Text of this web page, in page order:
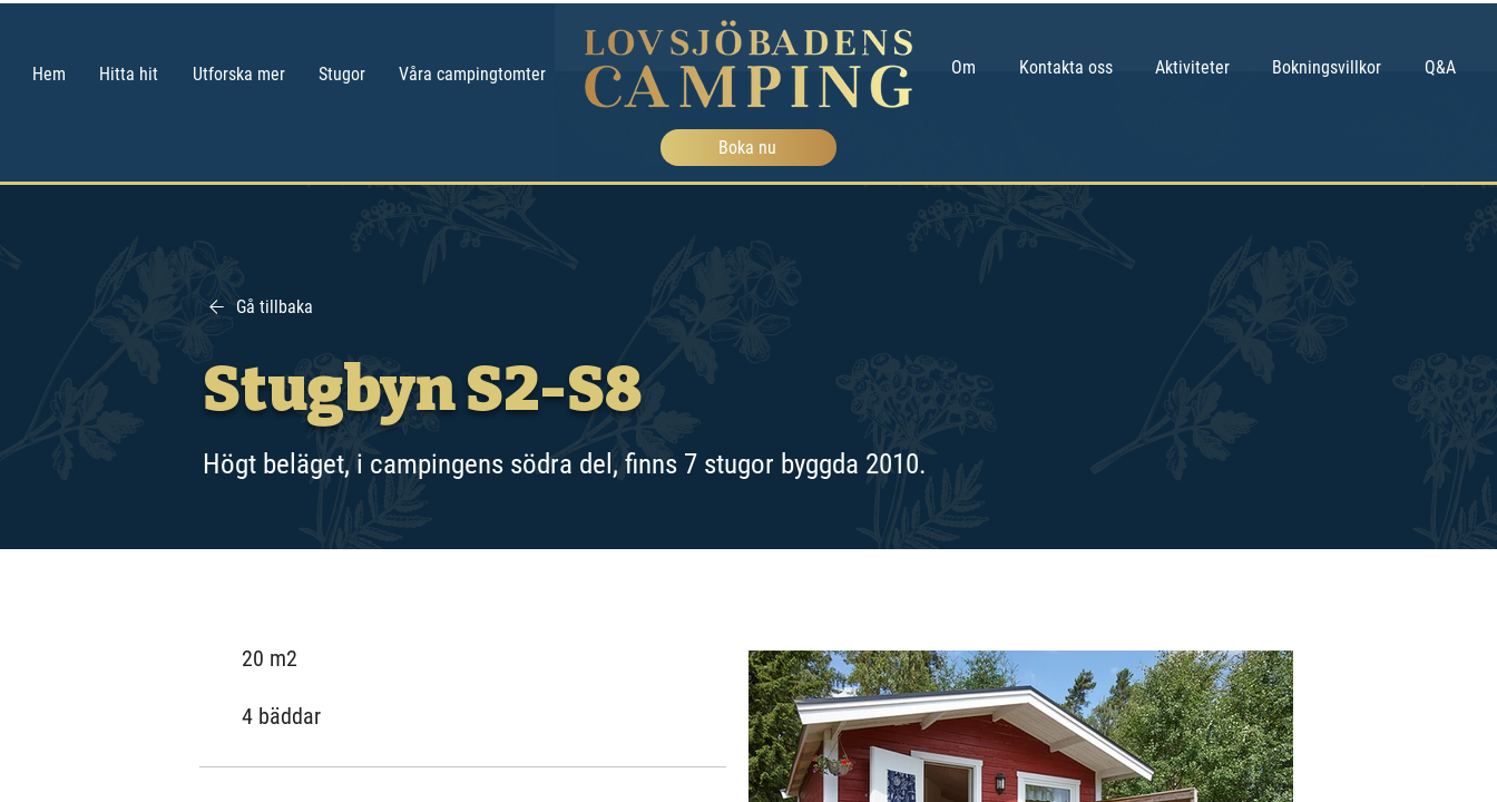
Hem Hitta hit Utforska mer Stugor Våra campingtomter
Boka nu
Om Kontakta oss Aktiviteter Bokningsvillkor Q&A
Gå tillbaka
Stugbyn S2-S8
Högt beläget, i campingens södra del, finns 7 stugor byggda 2010.
20 m2
4 bäddar